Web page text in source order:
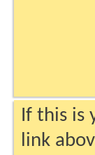
If this is
link